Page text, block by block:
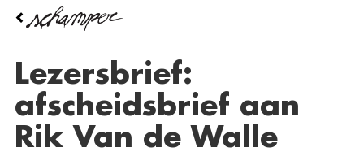
Overslaan
inhoud
Lezersbrief:
afscheidsbrief aan
Rik Van de Walle